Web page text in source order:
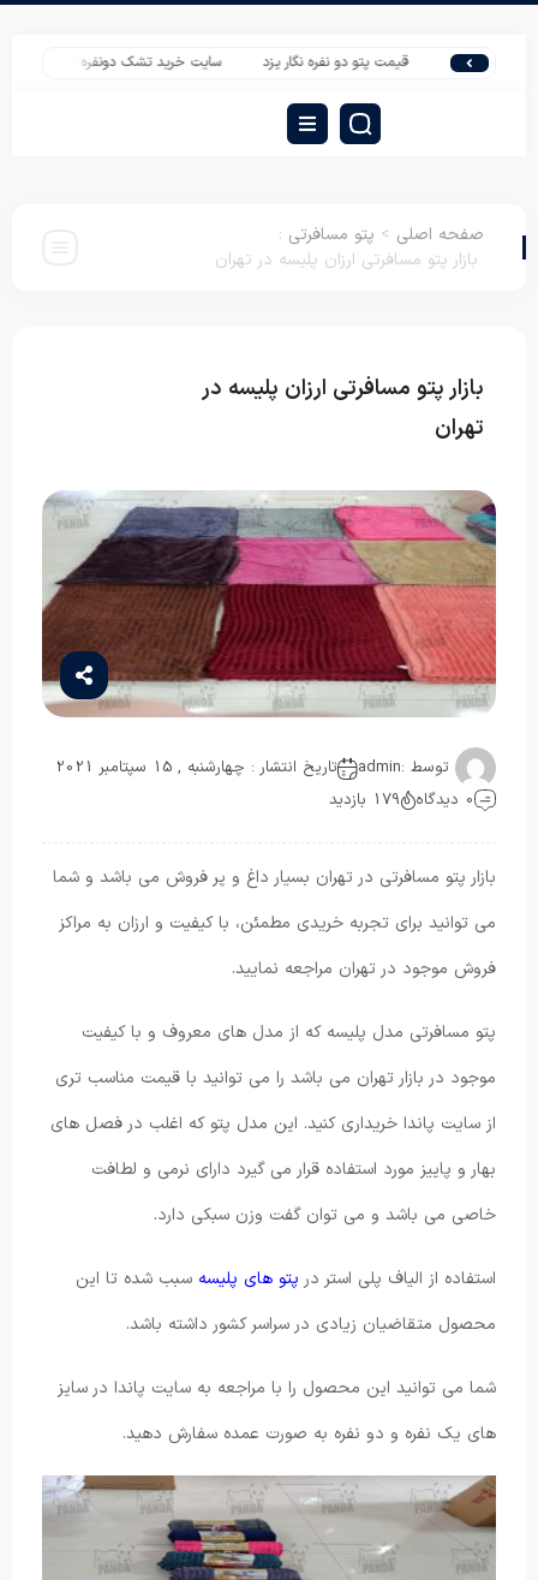
قیمت پتو دو نفره نگار یزد سایت خرید تشک دونفره ارزان عمده
صفحه اصلی > پتو مسافرتی :
بازار پتو مسافرتی ارزان پلیسه در تهران
بازار پتو مسافرتی ارزان پلیسه در
تهران
توسط :admin
تاریخ انتشار : چهارشنبه , 15 سپتامبر 2021
0 دیدگاه
179 بازدید
بازار پتو مسافرتی در تهران بسیار داغ و پر فروش می باشد و شما
می توانید برای تجربه خریدی مطمئن، با کیفیت و ارزان به مراکز
فروش موجود در تهران مراجعه نمایید.
پتو مسافرتی مدل پلیسه که از مدل های معروف و با کیفیت
موجود در بازار تهران می باشد را می توانید با قیمت مناسب تری
از سایت پاندا خریداری کنید. این مدل پتو که اغلب در فصل های
بهار و پاییز مورد استفاده قرار می گیرد دارای نرمی و لطافت
خاصی می باشد و می توان گفت وزن سبکی دارد.
استفاده از الیاف پلی استر در پتو های پلیسه سبب شده تا این
محصول متقاضیان زیادی در سراسر کشور داشته باشد.
شما می توانید این محصول را با مراجعه به سایت پاندا در سایز
های یک نفره و دو نفره به صورت عمده سفارش دهید.